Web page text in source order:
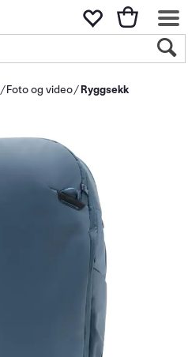
Foto og video Ryggsekk